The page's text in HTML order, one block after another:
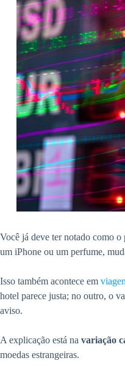
Você já deve ter notado como
um iPhone ou um perfume,
Isso também acontece em
hotel parece justa; no outro, o
aviso.
A explicação está na variação
moedas estrangeiras.